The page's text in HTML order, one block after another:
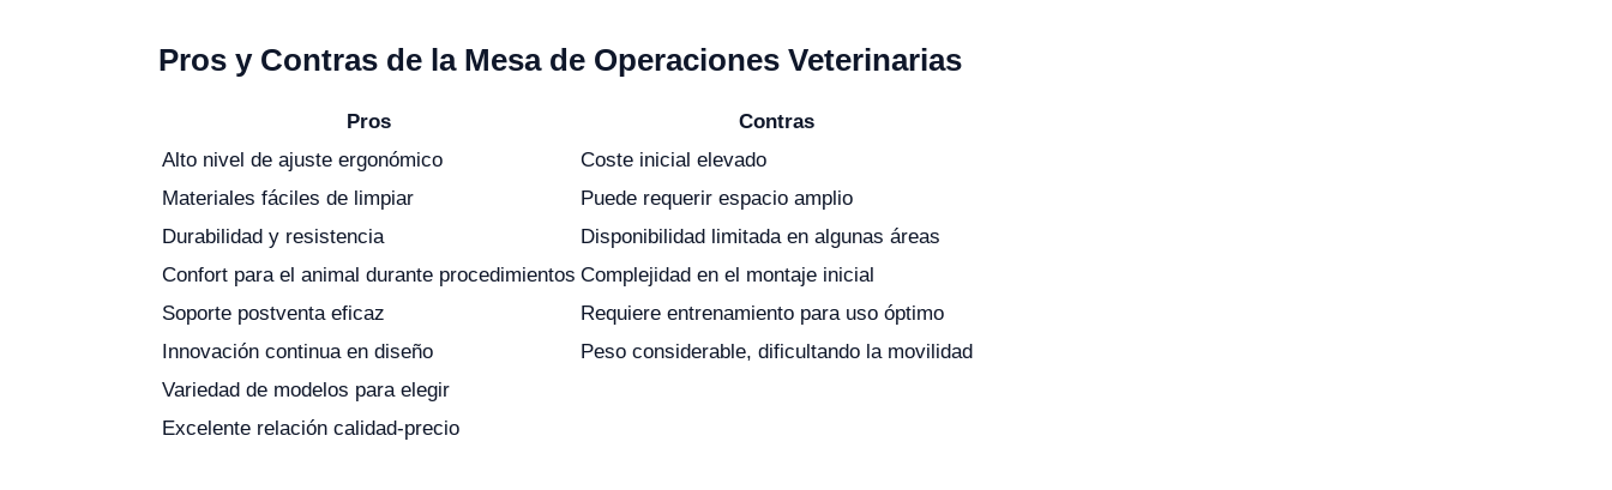
Pros y Contras de la Mesa de Operaciones Veterinarias
Pros
Contras
Alto nivel de ajuste ergonómico
Coste inicial elevado
Materiales fáciles de limpiar
Puede requerir espacio amplio
Durabilidad y resistencia
Disponibilidad limitada en algunas áreas
Confort para el animal durante procedimientos Complejidad en el montaje inicial
Soporte postventa eficaz
Requiere entrenamiento para uso óptimo
Innovación continua en diseño
Peso considerable, dificultando la movilidad
Variedad de modelos para elegir
Excelente relación calidad-precio